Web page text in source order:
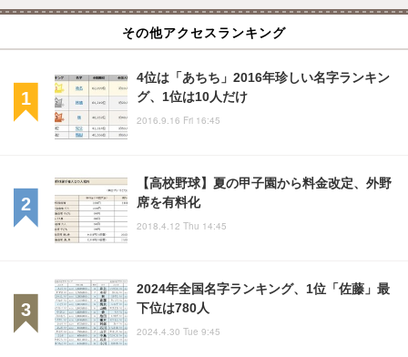
その他アクセスランキング
4位は「あちち」2016年珍しい名字ランキン
グ、1位は10人だけ
2016.9.16 Fri 16:45
【高校野球】夏の甲子園から料金改定、外野
席を有料化
2018.4.12 Thu 14:45
2024年全国名字ランキング、1位「佐藤」最
下位は780人
2024.4.30 Tue 9:45